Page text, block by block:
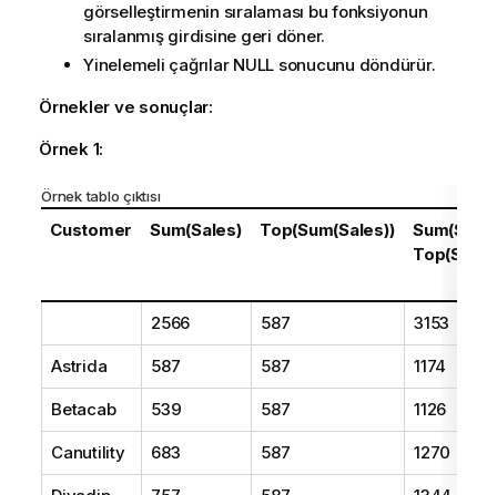
görselleştirmenin sıralaması bu fonksiyonun
sıralanmış girdisine geri döner.
Yinelemeli çağrılar NULL sonucunu döndürür.
Örnekler ve sonuçlar:
Örnek 1:
Örnek tablo çıktısı
Customer Sum(Sales) Top(Sum(Sales))
2566 587 3153
Astrida 587 587 1174
Betacab 539 587 1126
Canutility 683 587 1270